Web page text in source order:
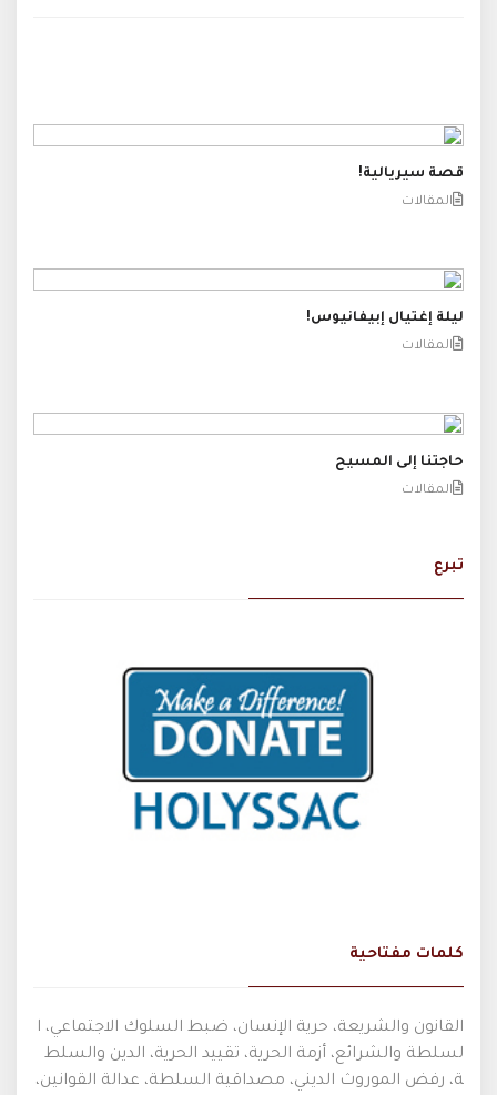
قصة سيريالية!
المقالات
ليلة إغتيال إبيفانيوس!
المقالات
حاجتنا إلى المسيح
المقالات
تبرع
كلمات مفتاحية
القانون والشريعة، حرية الإنسان، ضبط السلوك الاجتماعي، ا
لسلطة والشرائع، أزمة الحرية، تقييد الحرية، الدين والسلط
ة، رفض الموروث الديني، مصداقية السلطة، عدالة القوانين،